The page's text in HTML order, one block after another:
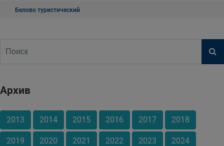
Белово туристический
Архив
2013 2014 2015 2016 2017 2018
2019 2020 2021 2022 2023 2024